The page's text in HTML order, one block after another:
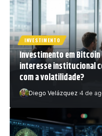
INVESTIMENTO
Investimento em
interesse institucional
com a volatilidade?
Diego Velázquez 4 de